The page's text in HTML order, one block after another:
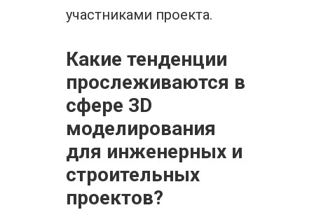
участниками проекта.
Какие тенденции
прослеживаются в
сфере 3D
моделирования
для инженерных и
строительных
проектов?